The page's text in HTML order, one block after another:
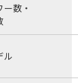
数・
ル